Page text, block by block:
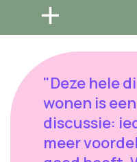
"Deze hele
wonen is
discussie:
meer